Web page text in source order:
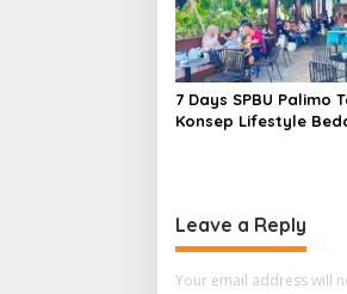
7 Days SPBU Palimo
Konsep Lifestyle
Leave a Reply
Your email address will